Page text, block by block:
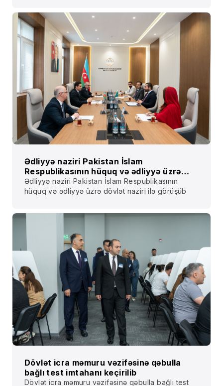
Ədliyyə naziri Pakistan İslam
Respublikasının hüquq və ədliyyə üzrə
dövlət naziri ilə görüşüb
Ədliyyə naziri Pakistan İslam Respublikasının
hüquq və ədliyyə üzrə dövlət naziri ilə görüşüb
Dövlət icra məmuru vəzifəsinə qəbulla
bağlı test imtahanı keçirilib
Dövlət icra məmuru vəzifəsinə qəbulla bağlı test